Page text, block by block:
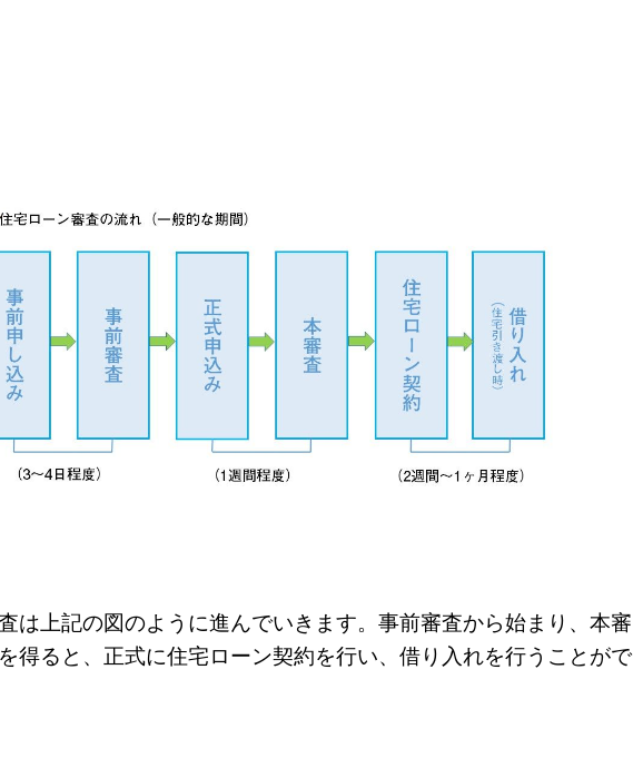
は上記の図のように進んでいきます。事前審査から始まり、本審
得ると、正式に住宅ローン契約を行い、借り入れを行うことがで